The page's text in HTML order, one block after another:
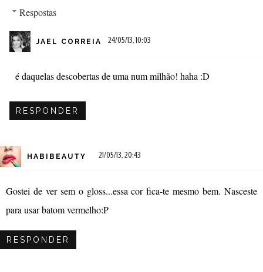
Respostas
JAEL CORREIA 24/05/13, 10:03
é daquelas descobertas de uma num milhão! haha :D
RESPONDER
HABIBEAUTY 21/05/13, 20:43
Gostei de ver sem o gloss...essa cor fica-te mesmo bem. Nasceste
para usar batom vermelho:P
RESPONDER